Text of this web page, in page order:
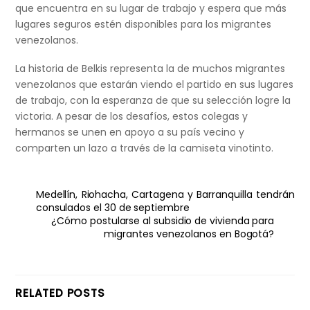
que encuentra en su lugar de trabajo y espera que más
lugares seguros estén disponibles para los migrantes
venezolanos.
La historia de Belkis representa la de muchos migrantes
venezolanos que estarán viendo el partido en sus lugares
de trabajo, con la esperanza de que su selección logre la
victoria. A pesar de los desafíos, estos colegas y
hermanos se unen en apoyo a su país vecino y
comparten un lazo a través de la camiseta vinotinto.
Medellín, Riohacha, Cartagena y Barranquilla tendrán
consulados el 30 de septiembre
¿Cómo postularse al subsidio de vivienda para
migrantes venezolanos en Bogotá?
RELATED POSTS